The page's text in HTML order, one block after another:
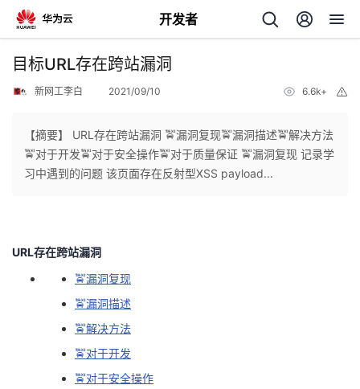
开发者
返
目标URL存在跨站漏洞
新网工李白 2021/09/10 6.6k+
【摘要】 URL存在跨站漏洞 🚖漏洞复现🚖漏洞描述🚖解决方法
🚖对于开发🚖对于安全操作🚖对于质量保证 🚖漏洞复现 记录学
习中遇到的问题 该页面存在反射型XSS payload...
URL存在跨站漏洞
🚖漏洞复现
🚖漏洞描述
🚖解决方法
🚖对于开发
🚖对于安全操作